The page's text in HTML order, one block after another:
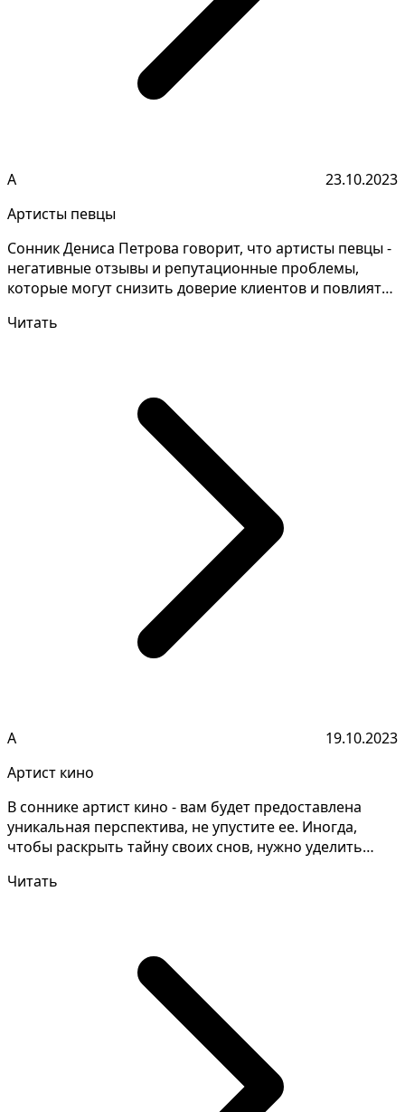
А
23.10.2023
Артисты певцы
Сонник Дениса Петрова говорит, что артисты певцы -
негативные отзывы и репутационные проблемы,
которые могут снизить доверие клиентов и повлиять
Читать
А
19.10.2023
Артист кино
В соннике артист кино - вам будет предоставлена
уникальная перспектива, не упустите ее. Иногда,
чтобы раскрыть тайну своих снов, нужно уделить
Читать